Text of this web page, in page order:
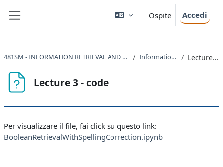
Ospite Accedi
481SM - INFORMATION RETRIEVAL AND DATA VISUALIZATION 2022 Information Retrieval Lecture 3 - code
Lecture 3 - code
Per visualizzare il file, fai click su questo link:
BooleanRetrievalWithSpellingCorrection.ipynb